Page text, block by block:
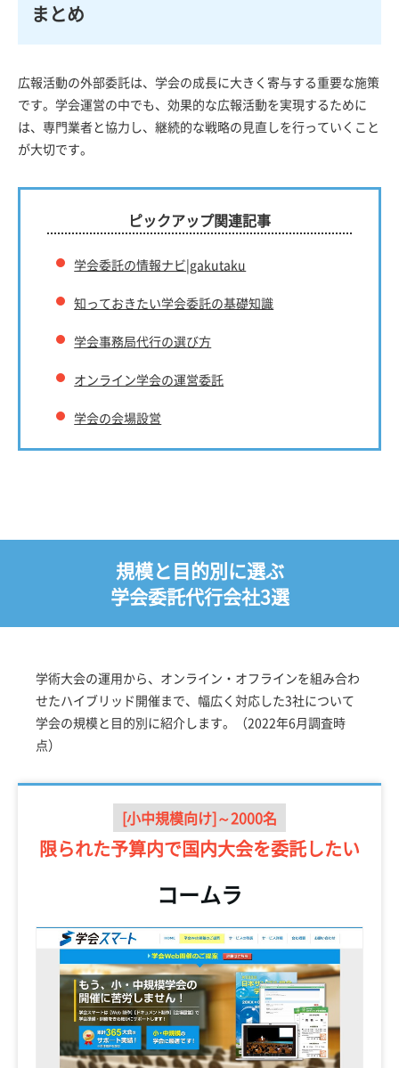
まとめ
広報活動の外部委託は、学会の成長に大きく寄与する重要な施策
です。学会運営の中でも、効果的な広報活動を実現するために
は、専門業者と協力し、継続的な戦略の見直しを行っていくこと
が大切です。
ピックアップ関連記事
学会委託の情報ナビ|gakutaku
知っておきたい学会委託の基礎知識
学会事務局代行の選び方
オンライン学会の運営委託
学会の会場設営
規模と目的別に選ぶ
学会委託代行会社3選
学術大会の運用から、オンライン・オフラインを組み合わ
せたハイブリッド開催まで、幅広く対応した3社について
学会の規模と目的別に紹介します。（2022年6月調査時
点）
[小中規模向け]～2000名
限られた予算内で国内大会を委託したい
コームラ